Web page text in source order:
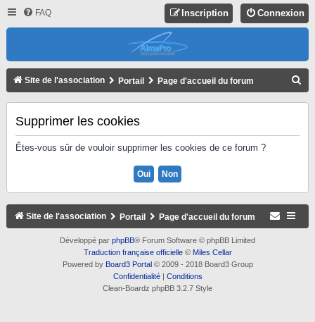
FAQ Connexion
Inscription
Site de l'association Portail Page d'accueil du forum
H
E
Supprimer les cookies
Êtes-vous sûr de vouloir supprimer les cookies de ce forum ?
Site de l'association Portail Page d'accueil du forum
Développé par phpBB® Forum Software © phpBB Limited
Traduction française officielle© Miles Cellar
Powered by Board3 Portal© 2009 - 2018 Board3 Group
Confidentialité| Conditions
Clean-Boardz phpBB 3.2.7 Style